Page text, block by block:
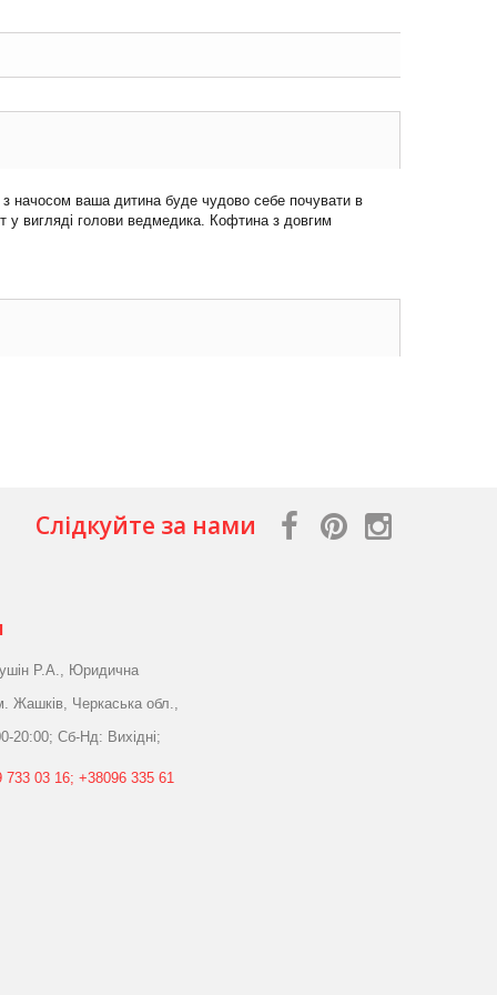
начосом ваша дитина буде чудово себе почувати в
у вигляді голови ведмедика. Кофтина з довгим
Слідкуйте за нами
Р.А., Юридична
Жашків, Черкаська обл.,
20:00; Сб-Нд: Вихідні;
733 03 16; +38096 335 61